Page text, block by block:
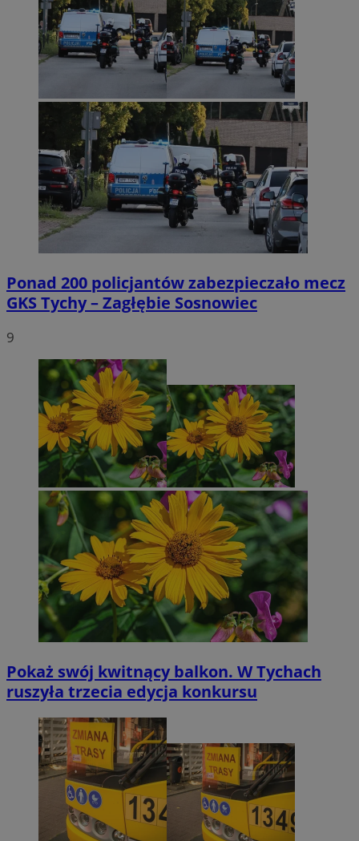
Ponad 200 policjantów zabezpieczało mecz
GKS Tychy – Zagłębie Sosnowiec
9
Pokaż swój kwitnący balkon. W Tychach
ruszyła trzecia edycja konkursu